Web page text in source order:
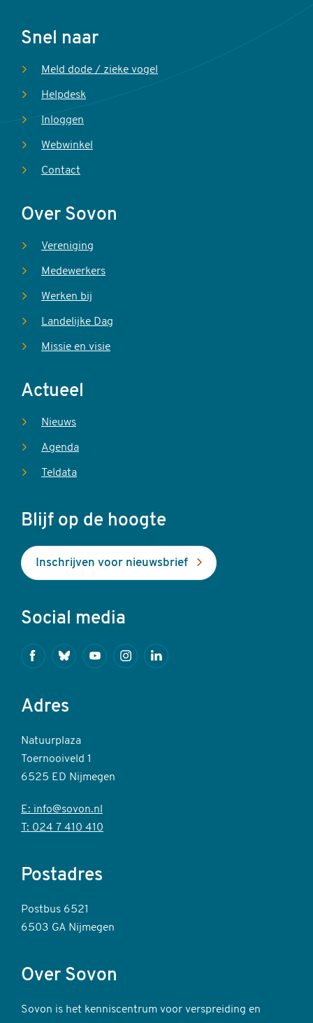
Voet
Snel naar
Meld dode / zieke vogel
Helpdesk
Inloggen
Webwinkel
Contact
Over Sovon
Vereniging
Medewerkers
Werken bij
Landelijke Dag
Missie en visie
Actueel
Nieuws
Agenda
Teldata
Blijf op de hoogte
Inschrijven voor nieuwsbrief
Social media
FacebookBlueskyYoutubeInstagramLinkedin
Adres
Natuurplaza
Toernooiveld 1
6525 ED Nijmegen
E: info@sovon.nl
T: 024 7 410 410
Postadres
Postbus 6521
6503 GA Nijmegen
Over Sovon
Sovon is het kenniscentrum voor verspreiding en